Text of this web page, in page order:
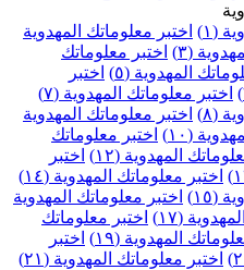
المهدوية
معلوماتك
(٥)
اختبر
المهدوية (٧)
المهدوية
معلوماتك
(١٢)
اختبر
المهدوية (١٤)
معلوماتك المهدوية
اختبر معلوماتك
(١٩)
اختبر
المهدوية (٢١)